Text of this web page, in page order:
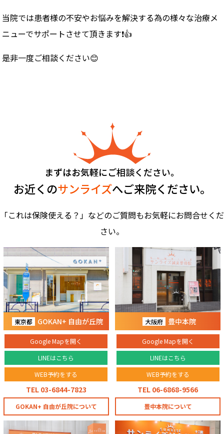
当院では患者様の不安やお悩みを解決する為の様々な治療メ
ニューでサポートさせて頂きます❗️👍
是非一度ご相談ください😊
まずはお気軽にご相談ください。
お近くのサンライズへご来院ください。
「これは保険使える？」などのご質問もお気軽にお問合せくだ
さい。
東京都 GOKAN+ 自由が丘院
Google Mapを開く
LINEはこちら
WEB予約をする
TEL 03-6844-7823
GOKAN+ 自由が丘院について
大阪府 豊中本院
Google Mapを開く
LINEはこちら
WEB予約をする
TEL 06-6868-9566
豊中本院について